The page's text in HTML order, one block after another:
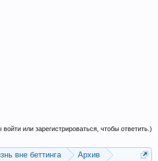
или зарегистрироваться, чтобы ответить.)
вне беттинга Архив